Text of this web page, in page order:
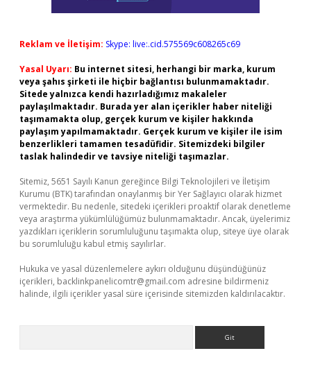
Reklam ve İletişim: Skype: live:.cid.575569c608265c69
Yasal Uyarı: Bu internet sitesi, herhangi bir marka, kurum
veya şahıs şirketi ile hiçbir bağlantısı bulunmamaktadır.
Sitede yalnızca kendi hazırladığımız makaleler
paylaşılmaktadır. Burada yer alan içerikler haber niteliği
taşımamakta olup, gerçek kurum ve kişiler hakkında
paylaşım yapılmamaktadır. Gerçek kurum ve kişiler ile isim
benzerlikleri tamamen tesadüfidir. Sitemizdeki bilgiler
taslak halindedir ve tavsiye niteliği taşımazlar.
Sitemiz, 5651 Sayılı Kanun gereğince Bilgi Teknolojileri ve İletişim
Kurumu (BTK) tarafından onaylanmış bir Yer Sağlayıcı olarak hizmet
vermektedir. Bu nedenle, sitedeki içerikleri proaktif olarak denetleme
veya araştırma yükümlülüğümüz bulunmamaktadır. Ancak, üyelerimiz
yazdıkları içeriklerin sorumluluğunu taşımakta olup, siteye üye olarak
bu sorumluluğu kabul etmiş sayılırlar.
Hukuka ve yasal düzenlemelere aykırı olduğunu düşündüğünüz
içerikleri, backlinkpanelicomtr@gmail.com adresine bildirmeniz
halinde, ilgili içerikler yasal süre içerisinde sitemizden kaldırılacaktır.